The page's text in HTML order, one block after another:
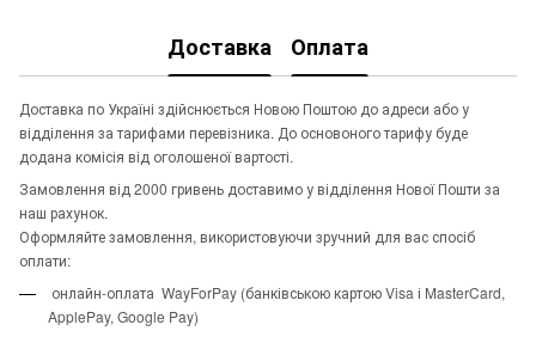
Доставка Оплата
Доставка по Україні здійснюється Новою Поштою до адреси або у
відділення за тарифами перевізника. До основоного тарифу буде
додана комісія від оголошеної вартості.
Замовлення від 2000 гривень доставимо у відділення Нової Пошти за
наш рахунок.
Оформляйте замовлення, використовуючи зручний для вас спосіб
оплати:
онлайн-оплата WayForPay (банківською картою Visa і MasterCard,
ApplePay, Google Pay)